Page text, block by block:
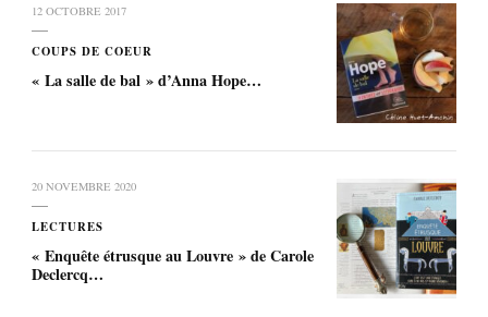
12 OCTOBRE 2017
COUPS DE COEUR
« La salle de bal » d’Anna Hope…
20 NOVEMBRE 2020
LECTURES
« Enquête étrusque au Louvre » de Carole
Declercq…